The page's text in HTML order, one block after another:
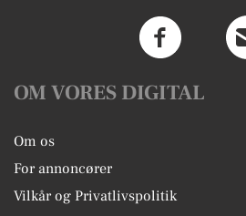
OM VORES DIGITAL
Om os
For annoncører
Vilkår og Privatlivspolitik